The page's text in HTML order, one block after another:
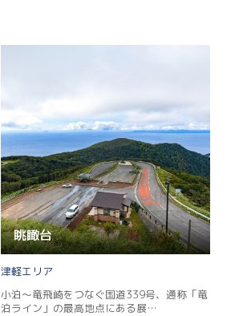
眺瞰台
津軽
小泊～竜飛崎をつなぐ国道339号、通称「竜
泊ライン」の最高地点にある展…